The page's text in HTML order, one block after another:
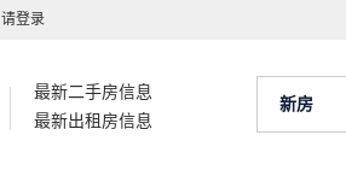
请登录
最新二手房信息
最新出租房信息
新房